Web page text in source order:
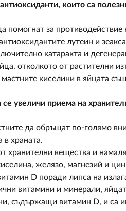
които са
помогнат за противодействие
лутеин и
катаракта и
отколкото от растителни
киселини в яйцата
увеличи приема на
да обръщат по-голямо
в храната.
хранителни вещества и
желязо, магнезий и
D поради липса на
витамини и минерали,
съдържащи витамин D, и са